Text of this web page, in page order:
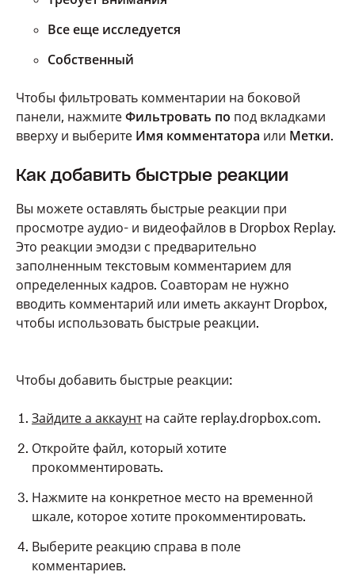
файл находится в проекте Replay.
В правом нижнем углу комментария
только для редакторов отображается
комментария будет отличаться, чтобы не
перепутать его с общедоступным
комментарием.
Пользователи не из вашей рабочей
группы Dropbox смогут оставлять и
просматривать комментарии только для
редакторов, если им предоставлен доступ
к проекту с правом редактирования.
Как ответить на комментарий комментарием
только для редакторов
комментарием только для редактора.
Чтобы ответить на комментарии только для
редактора:
Откройте файл, который хотите
НажмитеОтветить редакторам
Все еще исследуется
Собственный
Чтобы фильтровать комментарии на боковой
панели, нажмите Фильтровать по под вкладками
вверху и выберите Имя комментатора или Метки.
Как добавить быстрые реакции
Вы можете оставлять быстрые реакции при
просмотре аудио- и видеофайлов в Dropbox Replay.
Это реакции эмодзи с предварительно
заполненным текстовым комментарием для
определенных кадров. Соавторам не нужно
вводить комментарий или иметь аккаунт Dropbox,
чтобы использовать быстрые реакции.
Чтобы добавить быстрые реакции:
Зайдите а аккаунтна сайте replay.dropbox.com.
Откройте файл, который хотите
прокомментировать.
Нажмите на конкретное место на временной
шкале, которое хотите прокомментировать.
Выберите реакцию справа в поле
комментариев.